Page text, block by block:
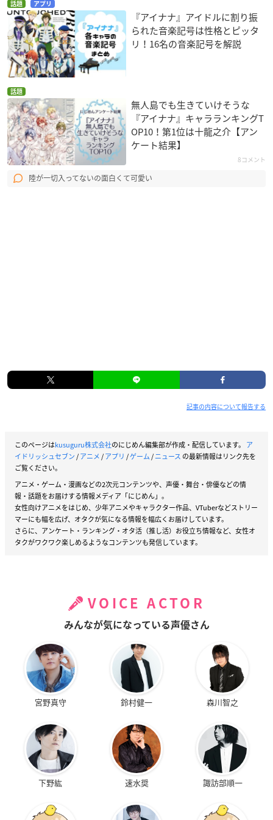
話題 アプリ
『アイナナ』アイドルに割り振
られた音楽記号は性格とピッタ
リ！16名の音楽記号を解説
話題
無人島でも生きていけそうな
『アイナナ』キャラランキングT
OP10！第1位は十龍之介【アン
ケート結果】
8コメント
陸が一切入ってないの面白くて可愛い
記事の内容について報告する
このページはkusuguru株式会社のにじめん編集部が作成・配信しています。 ア
イドリッシュセブン/アニメ/アプリ /ゲーム/ニュース の最新情報はリンク先を
ご覧ください。
アニメ・ゲーム・漫画などの2次元コンテンツや、声優・舞台・俳優などの情
報・話題をお届けする情報メディア「にじめん」。
女性向けアニメをはじめ、少年アニメやキャラクター作品、VTuberなどストリー
マーにも幅を広げ、オタクが気になる情報を幅広くお届けしています。
さらに、アンケート・ランキング・オタ活（推し活）お役立ち情報など、女性オ
タクがワクワク楽しめるようなコンテンツも発信しています。
VOICE ACTOR
みんなが気になっている声優さん
宮野真守 鈴村健一 森川智之
下野紘 速水奨 諏訪部順一